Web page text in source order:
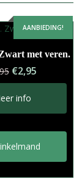
AANBIEDING!
met veren.
prijs
was:
€5,95.
€2,95Huidige
prijs
€2,95.
info